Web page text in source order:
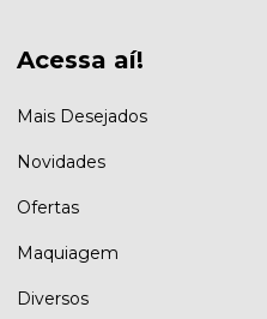
Acessa aí!
Mais Desejados
Novidades
Ofertas
Maquiagem
Diversos